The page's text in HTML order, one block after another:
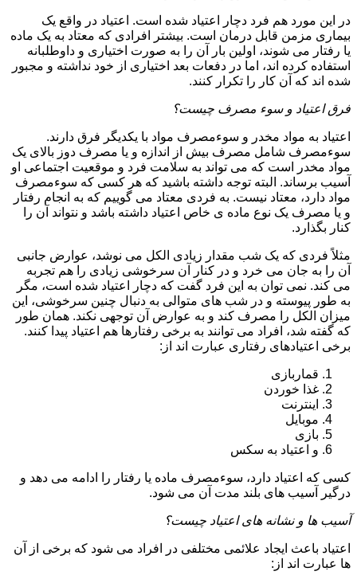
در این مورد هم فرد دچار اعتیاد شده است. اعتیاد در واقع یک
بیماری مزمن قابل درمان است. بیشتر افرادی که معتاد به یک ماده
یا رفتار می شوند، اولین بار آن را به صورت اختیاری و داوطلبانه
استفاده کرده اند، اما در دفعات بعد اختیاری از خود نداشته و مجبور
شده اند که آن کار را تکرار کنند.
فرق اعتیاد و سوء مصرف چیست؟
اعتیاد به مواد مخدر و سوءمصرف مواد با یکدیگر فرق دارند.
سوءمصرف شامل مصرف بیش از اندازه و یا مصرف دوز بالای یک
مواد مخدر است که می تواند به سلامت فرد و موقعیت اجتماعی او
آسیب برساند. البته توجه داشته باشید که هر کسی که سوءمصرف
مواد دارد، معتاد نیست. به فردی معتاد می گوییم که به انجام رفتار
و یا مصرف یک نوع ماده ی خاص اعتیاد داشته باشد و نتواند آن را
کنار بگذارد.
مثلاً فردی که یک شب مقدار زیادی الکل می نوشد، عوارض جانبی
آن را به جان می خرد و در کنار آن سرخوشی زیادی را هم تجربه
می کند. نمی توان به این فرد گفت که دچار اعتیاد شده است، مگر
به طور پیوسته و در شب های متوالی به دنبال چنین سرخوشی، این
میزان الکل را مصرف کند و به عوارض آن توجهی نکند. همان طور
که گفته شد، افراد می توانند به برخی رفتارها هم اعتیاد پیدا کنند.
برخی اعتیادهای رفتاری عبارت اند از:
قماربازی
غذا خوردن
اینترنت
موبایل
بازی
و اعتیاد به سکس
کسی که اعتیاد دارد، سوءمصرف ماده یا رفتار را ادامه می دهد و
درگیر آسیب های بلند مدت آن می شود.
آسیب ها و نشانه های اعتیاد چیست؟
اعتیاد باعث ایجاد علائمی مختلفی در افراد می شود که برخی از آن
ها عبارت اند از: